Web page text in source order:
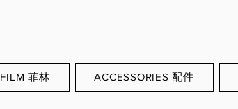
FILM 菲林 ACCESSORIES 配件